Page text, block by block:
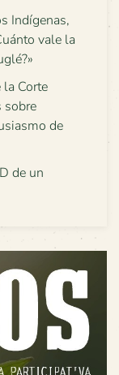
Indígenas,
vale la
la Corte
sobre
de
de un